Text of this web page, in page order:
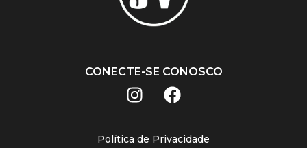
CONECTE-SE CONOSCO
Política de Privacidade